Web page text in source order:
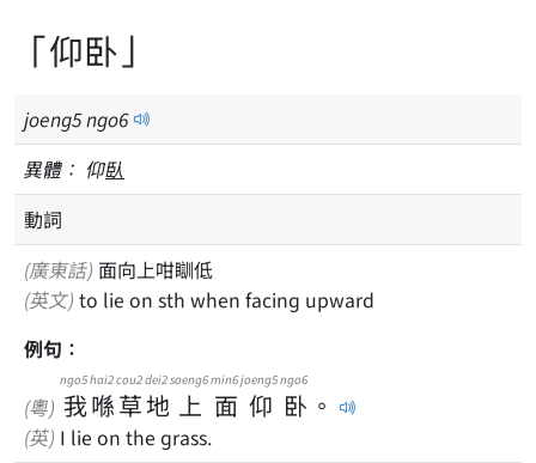
「仰卧」
joeng5ngo6
異體： 仰臥
動詞
(廣東話) 面向上咁瞓低
(英文) to lie on sth when facing upward
例句：
(粵) 我
ngo5
喺
hai2
草
cou2
地
dei2
上
soeng6
面
min6
仰
joeng5
卧
ngo6
。
(英) I lie on the grass.